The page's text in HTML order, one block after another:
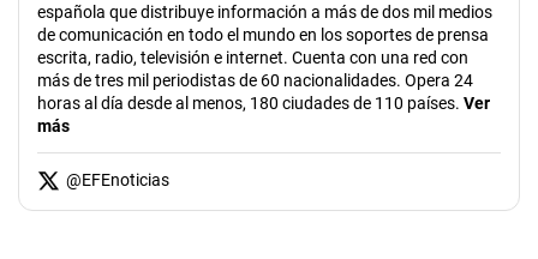
española que distribuye información a más de dos mil medios
de comunicación en todo el mundo en los soportes de prensa
escrita, radio, televisión e internet. Cuenta con una red con
más de tres mil periodistas de 60 nacionalidades. Opera 24
horas al día desde al menos, 180 ciudades de 110 países. Ver
más
@EFEnoticias